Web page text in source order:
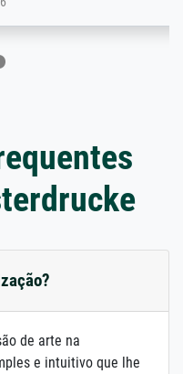
de arte na
e intuitivo que lhe